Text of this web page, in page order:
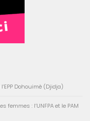
Dohouimè (Djidja)
: l’UNFPA et le PAM